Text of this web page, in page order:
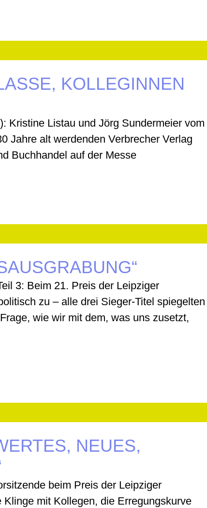
KOLLEGINNEN
Kristine Listau und Jörg Sundermeier vom
Jahre alt werdenden Verbrecher Verlag
Buchhandel auf der Messe
3: Beim 21. Preis der Leipziger
zu – alle drei Sieger-Titel spiegelten
wie wir mit dem, was uns zusetzt,
NEUES,
beim Preis der Leipziger
mit Kollegen, die Erregungskurve